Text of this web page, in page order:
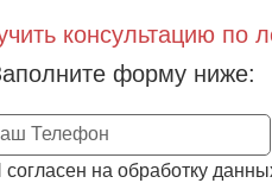
консультацию по
форму ниже:
согласен на обработку